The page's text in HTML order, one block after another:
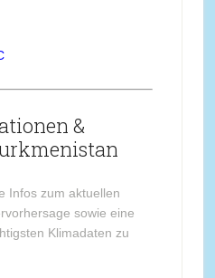
&
Infos zum aktuellen
sowie eine
Klimadaten zu